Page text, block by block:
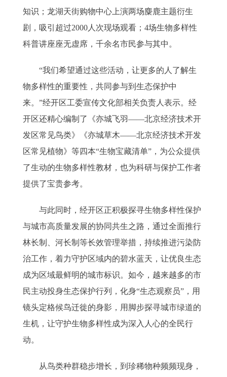
知识；龙湖天街购物中心上演两场麋鹿主题衍生
剧，吸引超过2000人次现场观看；4场生物多样性
科普讲座座无虚席，千余名市民参与其中。
“我们希望通过这些活动，让更多的人了解生
物多样性的重要性，共同参与到生态保护中
来。”经开区工委宣传文化部相关负责人表示。经
开区还精心编制了《亦城飞羽——北京经济技术开
发区常见鸟类》《亦城草木——北京经济技术开发
区常见植物》等四本“生物宝藏清单”，为公众提供
了生动的生物多样性教材，也为科研与保护工作者
提供了宝贵参考。
与此同时，经开区正积极探寻生物多样性保护
与城市高质量发展的协同共生之路，通过全面推行
林长制、河长制等长效管理举措，持续推进污染防
治工作，着力守护区域内的碧水蓝天，让优良生态
成为区域最鲜明的城市标识。如今，越来越多的市
民主动投身生态保护行列，化身“生态观察员”，用
镜头定格候鸟迁徙的身影，用脚步探寻城市绿道的
生机，让守护生物多样性成为深入人心的全民行
动。
从鸟类种群稳步增长，到珍稀物种频频现身，